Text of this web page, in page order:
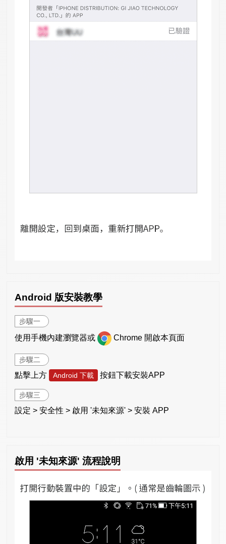
Android 版安裝教學
步驟一
使用手機內建瀏覽器或 Chrome 開啟本頁面
步驟二
點擊上方 Android 下載 按鈕下載安裝APP
步驟三
設定 > 安全性 > 啟用 '未知來源' > 安裝 APP
啟用 '未知來源' 流程說明